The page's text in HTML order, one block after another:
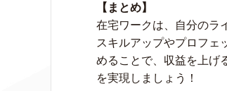
【まとめ】
在宅ワークは、自分のラ
スキルアップやプロフェ
めることで、収益を上げ
を実現しましょう！